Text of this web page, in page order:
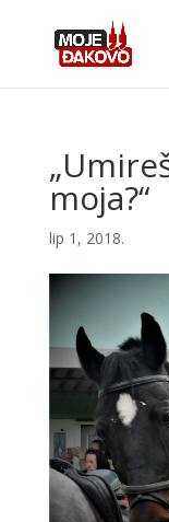
moja?“
lip 1, 2018.